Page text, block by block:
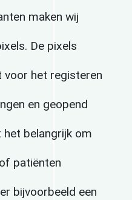
maken wij
De pixels
voor het registeren
en geopend
belangrijk om
patiënten
bijvoorbeeld een